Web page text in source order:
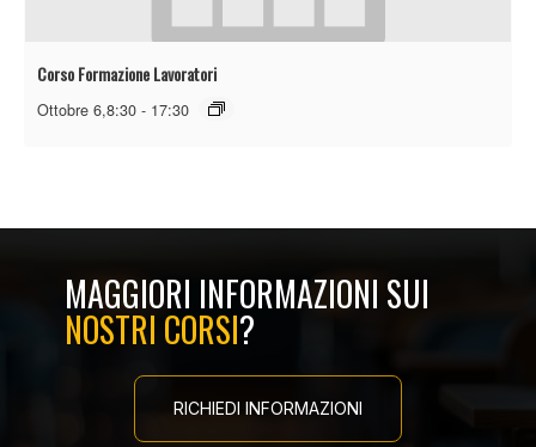
Corso Formazione Lavoratori
Ottobre 6,8:30 - 17:30
MAGGIORI INFORMAZIONI SUI
NOSTRI CORSI?
RICHIEDI INFORMAZIONI